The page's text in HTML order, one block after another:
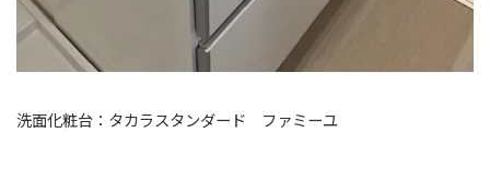
洗面化粧台：タカラスタンダード ファミーユ